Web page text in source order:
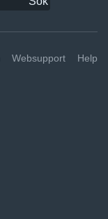
Websupport Help